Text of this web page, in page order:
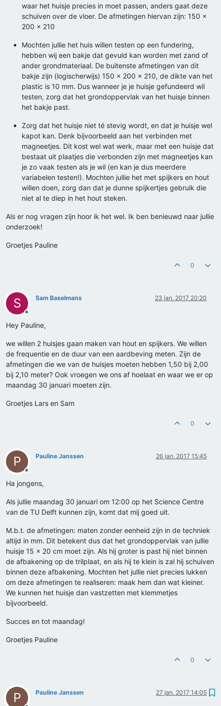
waar het huisje precies in moet passen, anders gaat deze
schuiven over de vloer. De afmetingen hiervan zijn: 150 x
200 x 210
Mochten jullie het huis willen testen op een fundering,
hebben wij een bakje dat gevuld kan worden met zand of
ander grondmateriaal. De buitenste afmetingen van dit
bakje zijn (logischerwijs) 150 x 200 x 210, de dikte van het
plastic is 10 mm. Dus wanneer je je huisje gefundeerd wil
testen, zorg dat het grondoppervlak van het huisje binnen
het bakje past.
Zorg dat het huisje niet té stevig wordt, en dat je huisje wel
kapot kan. Denk bijvoorbeeld aan het verbinden met
magneetjes. Dit kost wel wat werk, maar met een huisje dat
bestaat uit plaatjes die verbonden zijn met magneetjes kan
je zo vaak testen als je wil (en kan je dus meerdere
variabelen testen!). Mochten jullie het met spijkers en hout
willen doen, zorg dan dat je dunne spijkertjes gebruik die
niet al te diep in het hout steken.
Als er nog vragen zijn hoor ik het wel. Ik ben benieuwd naar jullie
onderzoek!
Groetjes Pauline
0
S
Offline
Sam Baselmans 23 jan. 2017 20:20
Hey Pauline,
we willen 2 huisjes gaan maken van hout en spijkers. We willen
de frequentie en de duur van een aardbeving meten. Zijn de
afmetingen die we van de huisjes moeten hebben 1,50 bij 2,00
bij 2,10 meter? Ook vroegen we ons af hoelaat en waar we er op
maandag 30 januari moeten zijn.
Groetjes Lars en Sam
0
P
Offline
Pauline Janssen 26 jan. 2017 15:45
Ha jongens,
Als jullie maandag 30 januari om 12:00 op het Science Centre
van de TU Delft kunnen zijn, komt dat mij goed uit.
M.b.t. de afmetingen: maten zonder eenheid zijn in de techniek
altijd in mm. Dit betekent dus dat het grondoppervlak van jullie
huisje 15 x 20 cm moet zijn. Als hij groter is past hij niet binnen
de afbakening op de trilplaat, en als hij te klein is zal hij schuiven
binnen deze afbakening. Mochten het jullie niet precies lukken
om deze afmetingen te realiseren: maak hem dan wat kleiner.
We kunnen het huisje dan vastzetten met klemmetjes
bijvoorbeeld.
Succes en tot maandag!
Groetjes Pauline
0
P Pauline Janssen 27 jan. 2017 14:05